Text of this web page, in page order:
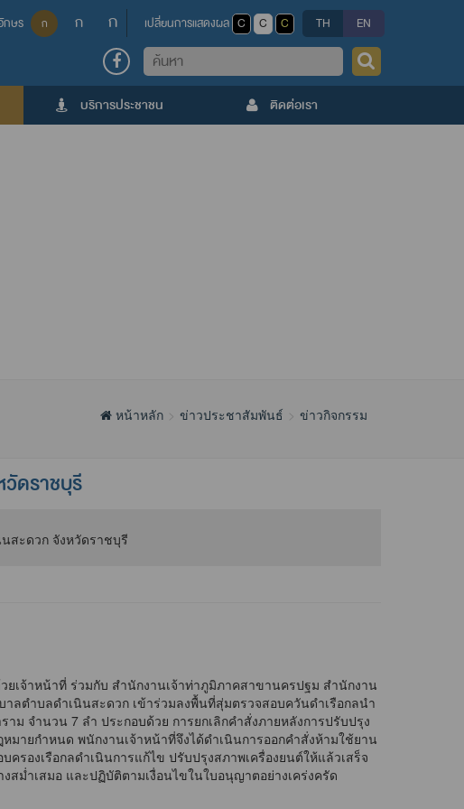
กษร ก ก ก เปลี่ยนการแสดงผล C C C TH EN
ค้นหา
บริการประชาชน ติดต่อเรา
หน้าหลัก ข่าวประชาสัมพันธ์ ข่าวกิจกรรม
ดราชบุรี
จ้าหน้าที่ ร่วมกับ สำนักงานเจ้าท่าภูมิภาคสาขานครปฐม สำนักงาน
ลตำบลดำเนินสะดวก เข้าร่วมลงพื้นที่สุ่มตรวจสอบควันดำเรือกลนำ
ม จำนวน 7 ลำ ประกอบด้วย การยกเลิกคำสั่งภายหลังการปรับปรุง
ายกำหนด พนักงานเจ้าหน้าที่จึงได้ดำเนินการออกคำสั่งห้ามใช้ยาน
ครองเรือกลดำเนินการแก้ไข ปรับปรุงสภาพเครื่องยนต์ให้แล้วเสร็จ
สม่ำเสมอ และปฏิบัติตามเงื่อนไขในใบอนุญาตอย่างเคร่งครัด